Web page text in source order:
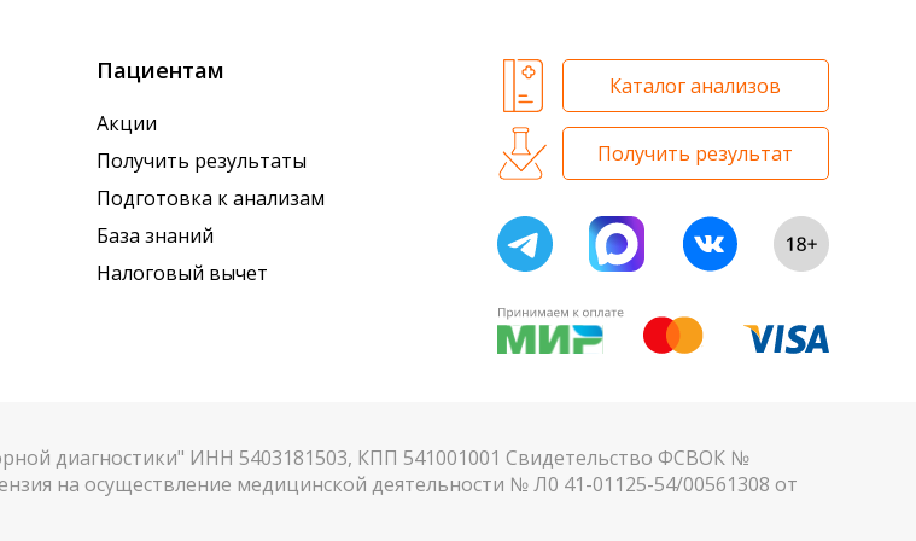
Пациентам
Акции
Получить результаты
Подготовка к анализам
База знаний
Налоговый вычет
Каталог анализов
Получить результат
диагностики" ИНН 5403181503, КПП 541001001 Свидетельство ФСВОК №
на осуществление медицинской деятельности № Л0 41-01125-54/00561308 от